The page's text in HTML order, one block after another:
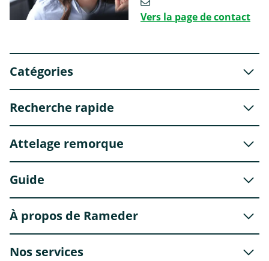
Vers la page de contact
Catégories
Recherche rapide
Attelage remorque
Guide
À propos de Rameder
Nos services